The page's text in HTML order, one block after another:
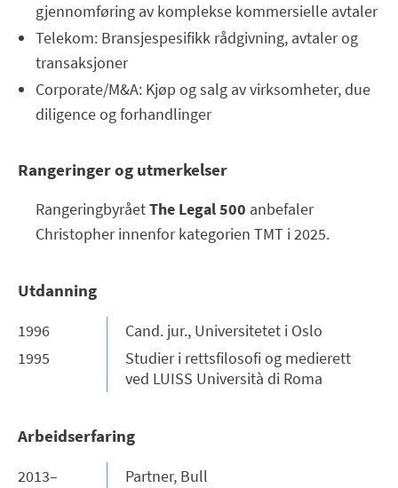
gjennomføring av komplekse kommersielle avtaler
Telekom: Bransjespesifikk rådgivning, avtaler og
transaksjoner
Corporate/M&A: Kjøp og salg av virksomheter, due
diligence og forhandlinger
Rangeringer og utmerkelser
RangeringbyråetThe Legal 500 anbefaler
Christopher innenfor kategorien TMT i 2025.
Utdanning
1996
Cand. jur., Universitetet i Oslo
1995
Studier i rettsfilosofi og medierett
ved LUISS Università di Roma
Arbeidserfaring
2013–
Partner, Bull